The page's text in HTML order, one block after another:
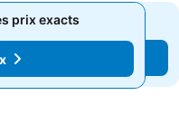
prix exacts
prix exacts